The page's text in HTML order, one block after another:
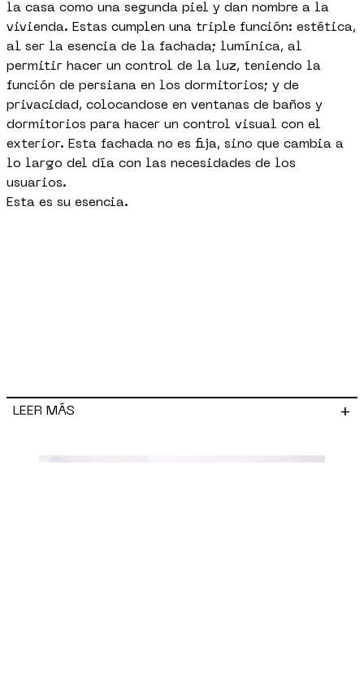
la casa como una segunda piel y dan nombre a la
vivienda. Estas cumplen una triple función: estética,
al ser la esencia de la fachada; lumínica, al
permitir hacer un control de la luz, teniendo la
función de persiana en los dormitorios; y de
privacidad, colocandose en ventanas de baños y
dormitorios para hacer un control visual con el
exterior. Esta fachada no es fija, sino que cambia a
lo largo del día con las necesidades de los
usuarios.
Esta es su esencia.
LEER MÁS +